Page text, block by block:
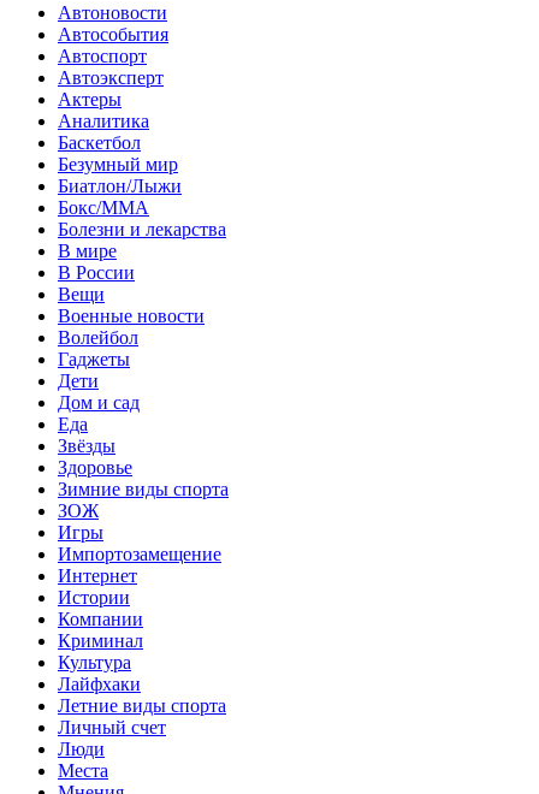
Автоновости
Автособытия
Автоспорт
Автоэксперт
Актеры
Аналитика
Баскетбол
Безумный мир
Биатлон/Лыжи
Бокс/MMA
Болезни и лекарства
В мире
В России
Вещи
Военные новости
Волейбол
Гаджеты
Дети
Дом и сад
Еда
Звёзды
Здоровье
Зимние виды спорта
ЗОЖ
Игры
Импортозамещение
Интернет
Истории
Компании
Криминал
Культура
Лайфхаки
Летние виды спорта
Личный счет
Люди
Места